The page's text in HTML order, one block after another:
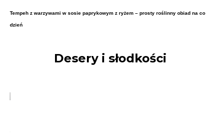
Tempeh z warzywami w sosie paprykowym z ryżem – prosty roślinny obiad na co
dzień
Desery i słodkości